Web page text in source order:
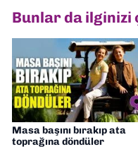
Bunlar da
Masa başını bırakıp ata
toprağına döndüler